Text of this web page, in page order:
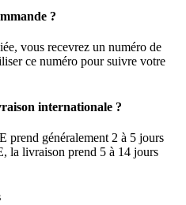
?
vous recevrez un numéro de
ce numéro pour suivre votre
internationale ?
prend généralement 2 à 5 jours
la livraison prend 5 à 14 jours